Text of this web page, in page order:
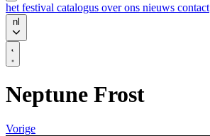
het festival catalogus over ons nieuws contact
nl
Neptune Frost
Vorige